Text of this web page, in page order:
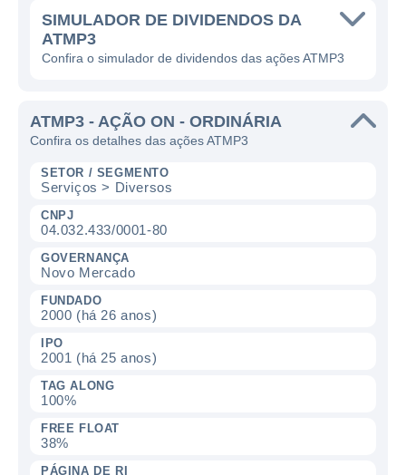
SIMULADOR DE DIVIDENDOS DA
ATMP3
Confira o simulador de dividendos das ações ATMP3
ATMP3 - AÇÃO ON - ORDINÁRIA
Confira os detalhes das ações ATMP3
SETOR / SEGMENTO
Serviços > Diversos
CNPJ
04.032.433/0001-80
GOVERNANÇA
Novo Mercado
FUNDADO
2000 (há 26 anos)
IPO
2001 (há 25 anos)
TAG ALONG
100%
FREE FLOAT
38%
PÁGINA DE RI